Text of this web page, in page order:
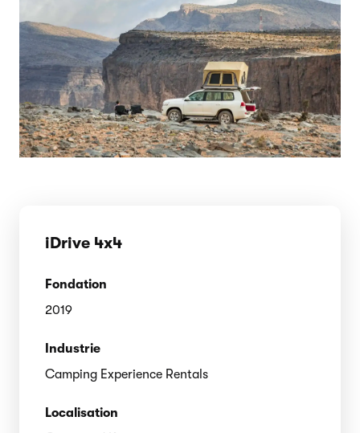
iDrive 4x4
Fondation
2019
Industrie
Camping Experience Rentals
Localisation